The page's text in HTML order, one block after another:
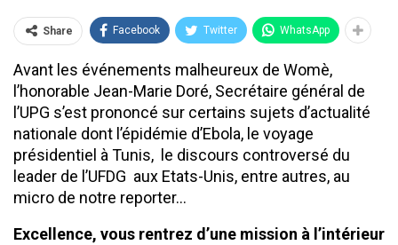
Share Facebook Twitter WhatsApp
Avant les événements malheureux de Womè,
l’honorable Jean-Marie Doré, Secrétaire général de
l’UPG s’est prononcé sur certains sujets d’actualité
nationale dont l’épidémie d’Ebola, le voyage
présidentiel à Tunis, le discours controversé du
leader de l’UFDG aux Etats-Unis, entre autres, au
micro de notre reporter…
Excellence, vous rentrez d’une mission à l’intérieur